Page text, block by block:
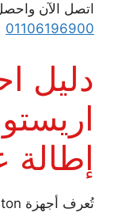
اتصل الآن
01106196900
دليل
إطالة